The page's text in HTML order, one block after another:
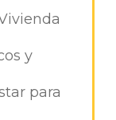
y
para